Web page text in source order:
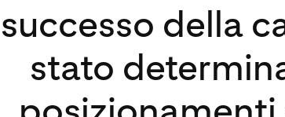
della
stato